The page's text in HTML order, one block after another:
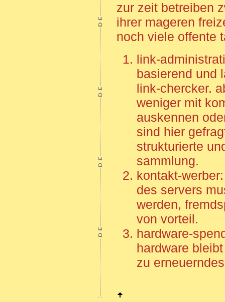
zur zeit betreiben
ihrer mageren
noch viele offente
link-
basierend und
link-chercker.
weniger mit
auskennen
sind hier
strukturierte
sammlung.
kontakt-
des servers
werden,
von vorteil.
hardware-
hardware
zu